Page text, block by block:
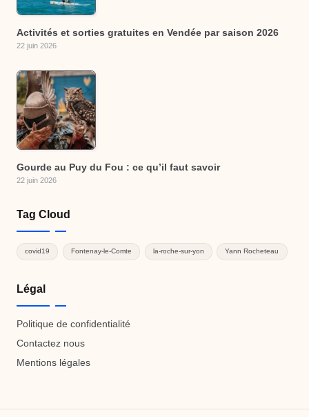
Activités et sorties gratuites en Vendée par saison 2026
22 juin 2026
Gourde au Puy du Fou : ce qu’il faut savoir
22 juin 2026
Tag Cloud
covid19 Fontenay-le-Comte la-roche-sur-yon Yann Rocheteau
Légal
Politique de confidentialité
Contactez nous
Mentions légales